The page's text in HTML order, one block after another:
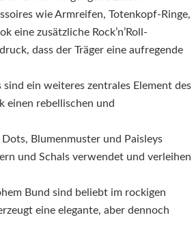
wie Armreifen, Totenkopf-Ringe,
eine zusätzliche Rock’n’Roll-
dass der Träger eine aufregende
ein weiteres zentrales Element des
einen rebellischen und
Blumenmuster und Paisleys
und Schals verwendet und verleihen
Bund sind beliebt im rockigen
eine elegante, aber dennoch